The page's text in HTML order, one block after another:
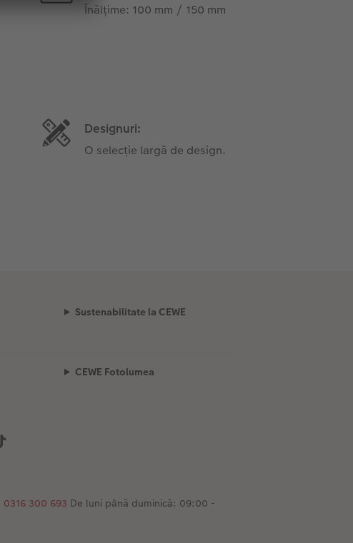
Înălțime: 100 mm / 150 mm
Designuri:
O selecție largă de design.
Sustenabilitate la CEWE
CEWE Fotolumea
0316 300 693 De luni până duminică: 09:00 -